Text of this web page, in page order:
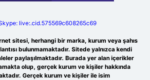
live:.cid.575569c608265c69
sitesi, herhangi bir marka, kurum veya şahıs
bulunmamaktadır. Sitede yalnızca kendi
paylaşılmaktadır. Burada yer alan içerikler
olup, gerçek kurum ve kişiler hakkında
Gerçek kurum ve kişiler ile isim